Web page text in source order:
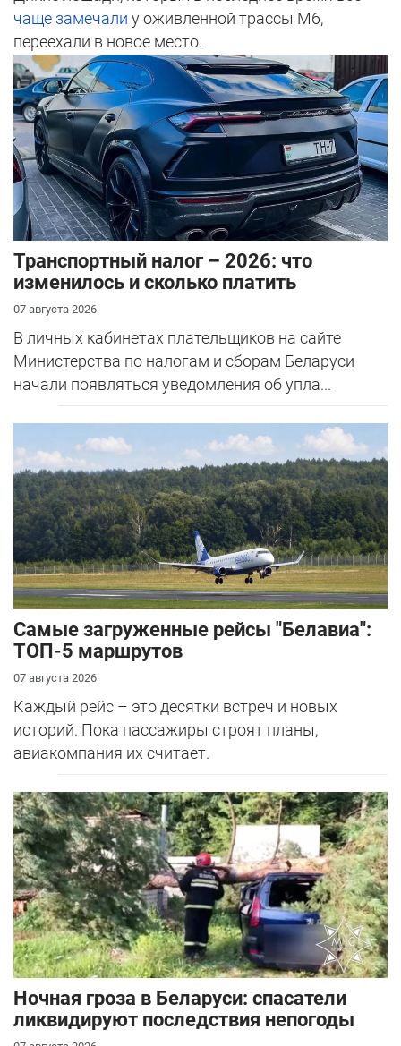
чаще замечали у оживленной трассы М6,
переехали в новое место.
Транспортный налог – 2026: что
изменилось и сколько платить
07 августа 2026
В личных кабинетах плательщиков на сайте
Министерства по налогам и сборам Беларуси
начали появляться уведомления об упла...
Самые загруженные рейсы "Белавиа":
ТОП-5 маршрутов
07 августа 2026
Каждый рейс – это десятки встреч и новых
историй. Пока пассажиры строят планы,
авиакомпания их считает.
Ночная гроза в Беларуси: спасатели
ликвидируют последствия непогоды